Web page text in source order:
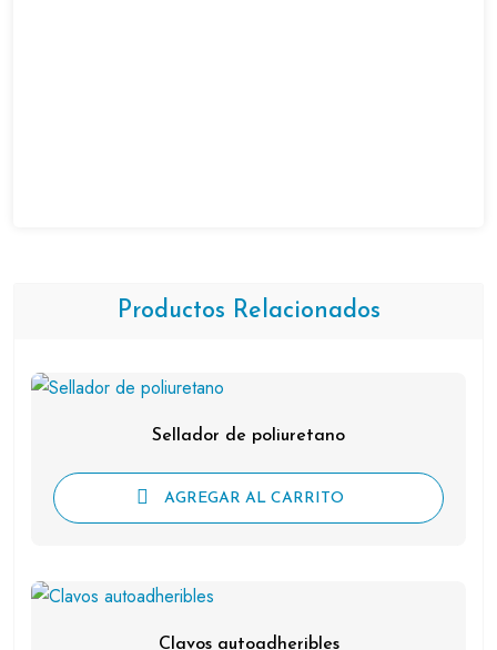
Productos Relacionados
Sellador de poliuretano
AGREGAR AL CARRITO
Clavos autoadheribles